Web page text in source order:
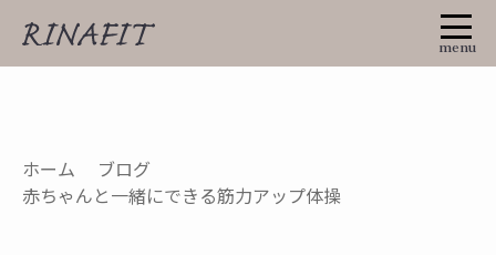
ホーム
ブログ
赤ちゃんと一緒にできる筋力アップ体操